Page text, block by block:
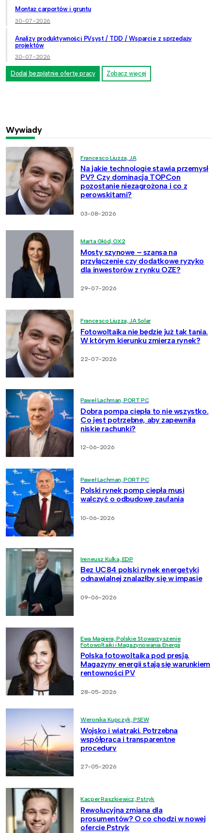
Montaż carportów i gruntu
30-07-2026
Analizy produktywności PVsyst / TDD / Wsparcie z sprzedaży
projektów
30-07-2026
Dodaj bezpłatnie ofertę pracy Zobacz więcej
Wywiady
Francesco Liuzza, JA
Na jakie technologie stawia przemysł
PV? Czy dominacja TOPCon
pozostanie niezagrożona i co z
perowskitami?
03-08-2026
Marta Głód, OX2
Mosty szynowe – szansa na
przyłączenie czy dodatkowe ryzyko
dla inwestorów z rynku OZE?
29-07-2026
Francesco Liuzza, JA Solar
Fotowoltaika nie będzie już tak tania.
W którym kierunku zmierza rynek?
22-07-2026
Paweł Lachman, PORT PC
Dobra pompa ciepła to nie wszystko.
Co jest potrzebne, aby zapewniła
niskie rachunki?
12-06-2026
Paweł Lachman, PORT PC
Polski rynek pomp ciepła musi
walczyć o odbudowę zaufania
10-06-2026
Ireneusz Kulka, EDP
Bez UC84 polski rynek energetyki
odnawialnej znalazłby się w impasie
09-06-2026
Ewa Magiera, Polskie Stowarzyszenie
Fotowoltaiki i Magazynowania Energii
Polska fotowoltaika pod presją.
Magazyny energii stają się warunkiem
rentowności PV
28-05-2026
Weronika Kupczyk, PSEW
Wojsko i wiatraki. Potrzebna
współpraca i transparentne
procedury
27-05-2026
Kacper Raszkiewicz, Pstryk
Rewolucyjna zmiana dla
prosumentów? O co chodzi w nowej
ofercie Pstryk